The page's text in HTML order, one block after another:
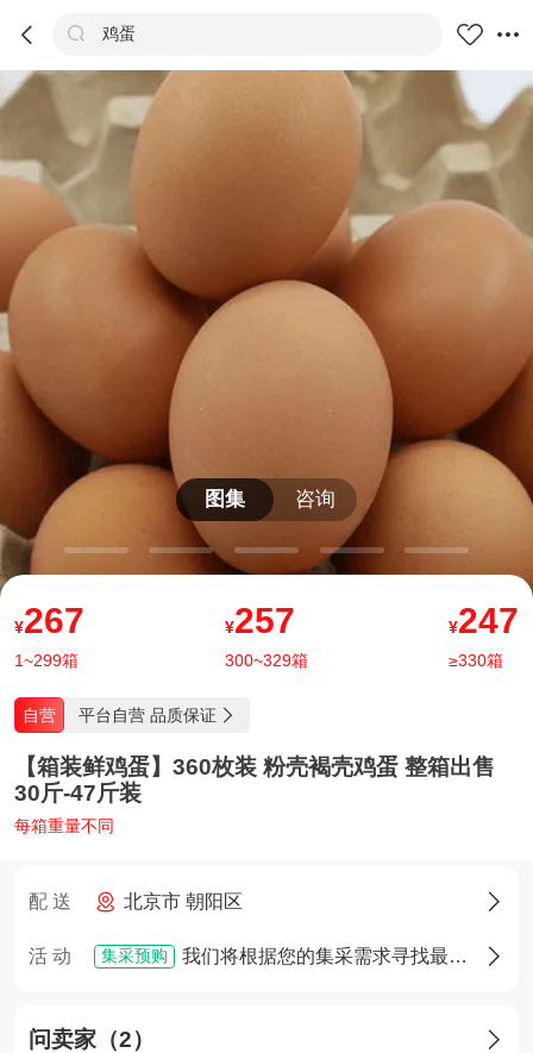
  鸡蛋 
商品 推荐
图集 咨询
¥267
1~299箱
¥257
300~329箱
¥247
≥330箱
自营 平台自营 品质保证 
【箱装鲜鸡蛋】360枚装 粉壳褐壳鸡蛋 整箱出售
30斤-47斤装
每箱重量不同
配 送 北京市 朝阳区 
活 动 集采预购 我们将根据您的集采需求寻找最佳货源，确定货源后您将享有优先采购权 
问卖家（2） 